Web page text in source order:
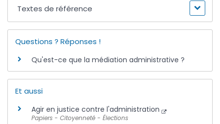
Textes de référence
Questions ? Réponses !
Qu'est-ce que la médiation administrative ?
Et aussi
Agir en justice contre l'administration
Papiers - Citoyenneté - Élections